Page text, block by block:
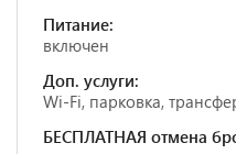
Питание:
включен
Доп. услуги:
Wi-Fi, парковка,
БЕСПЛАТНАЯ отмена